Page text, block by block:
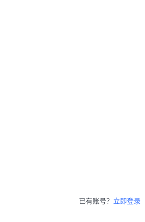
已有账号？ 立即登录